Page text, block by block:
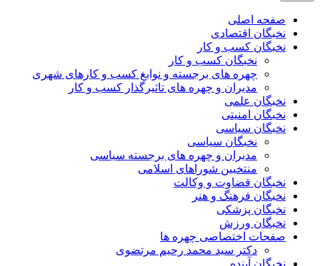
ورزش ایران – کتاب نخبگان کسب و کار ایران – کتاب نخبگان ایران
صفحه اصلی
نخبگان اقتصادی
نخبگان کسب و کار
نخبگان کسب و کار
چهره های برجسته و نوابغ کسب و کارهای شهری
مدیران و چهره های تاثیرگذار کسب و کار
نخبگان علمی
نخبگان امنیتی
نخبگان سیاسی
نخبگان سیاسی
مدیران و چهره های برجسته سیاسی
منتخبین شوراهای اسلامی
نخبگان قضاوت و وکالت
نخبگان فرهنگ و هنر
نخبگان پزشکی
نخبگان ورزش
صفحات اختصاصی چهره ها
دکتر سید محمد رحیم مرتضوی
نخبگان آینده